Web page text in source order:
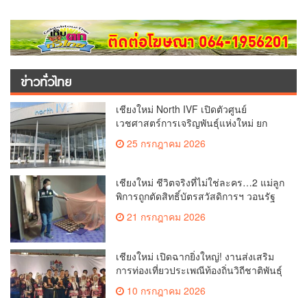
ข่าวทั่วไทย
เชียงใหม่ North IVF เปิดตัวศูนย์
เวชศาสตร์การเจริญพันธุ์แห่งใหม่ ยก
ระดับเชียงใหม่สู่ ศูนย์กลางการรักษาผู้มี
บุตรยากของภูมิภาค(คลิป)
25 กรกฎาคม 2026
เชียงใหม่ ชีวิตจริงที่ไม่ใช่ละคร…2 แม่ลูก
พิการถูกตัดสิทธิ์บัตรสวัสดิการฯ วอนรัฐ
ทบทวนเกณฑ์ช่วยคนจน(คลิป)
21 กรกฎาคม 2026
เชียงใหม่ เปิดฉากยิ่งใหญ่! งานส่งเสริม
การท่องเที่ยวประเพณีท้องถิ่นวิถีชาติพันธุ์
10 กรกฎาคม 2026